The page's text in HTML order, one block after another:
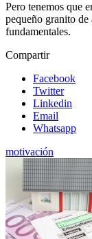
Pero tenemos que
pequeño granito de
fundamentales.
Compartir
Facebook
Twitter
Linkedin
Email
Whatsapp
motivación